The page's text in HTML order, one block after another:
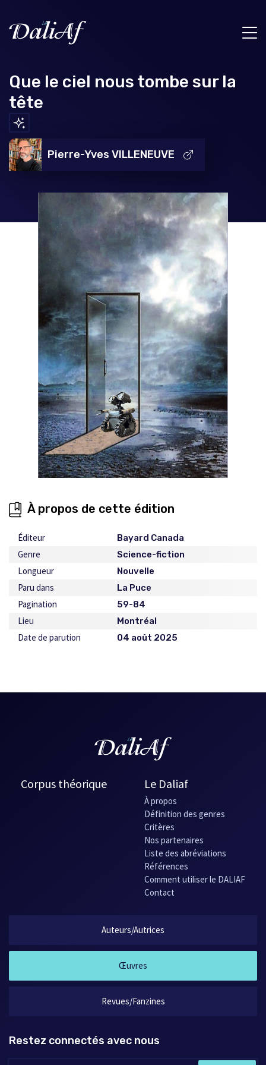
Que le ciel nous tombe sur la
tête
Pierre-Yves VILLENEUVE
À propos de cette édition
Éditeur Bayard Canada
Genre Science-fiction
Longueur Nouvelle
Paru dans La Puce
Pagination 59-84
Lieu Montréal
Date de parution 04 août 2025
Corpus théorique Le Daliaf
À propos
Définition des genres
Critères
Nos partenaires
Liste des abréviations
Références
Comment utiliser le DALIAF
Contact
Auteurs/Autrices
Œuvres
Revues/Fanzines
Restez connectés avec nous